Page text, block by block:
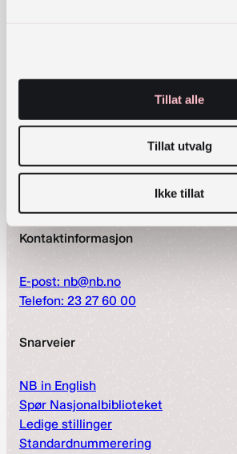
Tillat alle
Tillat utvalg
Ikke tillat
Søndag: Stengt
Les mer om åpningstider og tilbud
Henrik Ibsens gate 110, Oslo
Finsetveien 2, Mo i Rana
Kontaktinformasjon
E-post: nb@nb.no
Telefon: 23 27 60 00
Snarveier
NB in English
Spør Nasjonalbiblioteket
Ledige stillinger
Standardnummerering